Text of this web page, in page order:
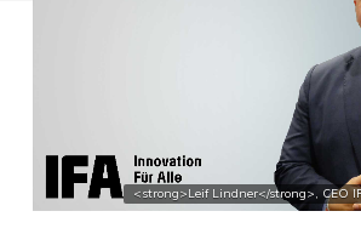
<strong>Leif Lindner</strong>, CEO